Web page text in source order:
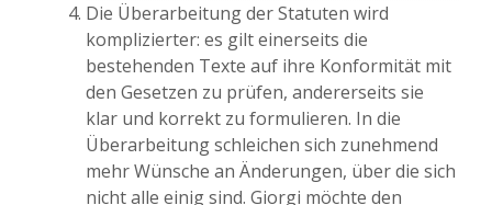
Die Überarbeitung der Statuten wird
komplizierter: es gilt einerseits die
bestehenden Texte auf ihre Konformität mit
den Gesetzen zu prüfen, andererseits sie
klar und korrekt zu formulieren. In die
Überarbeitung schleichen sich zunehmend
mehr Wünsche an Änderungen, über die sich
nicht alle einig sind. Giorgi möchte den